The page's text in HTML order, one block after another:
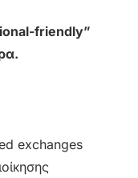
friendly”
exchanges